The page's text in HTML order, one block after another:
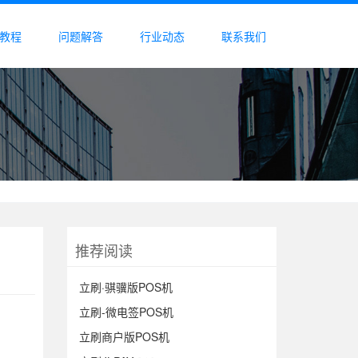
程 问题解答 行业动态 联系我们
推荐阅读
立刷·骐骥版POS机
立刷-微电签POS机
立刷商户版POS机